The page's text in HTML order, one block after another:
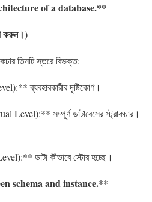
of a database.**
করুন।)
তিনটি স্তরে বিভক্ত:
ব্যবহারকারীর দৃষ্টিকোণ।
Level):** সম্পূর্ণ ডাটাবেসের স্ট্রাকচার।
ডাটা কীভাবে স্টোর হচ্ছে।
schema and instance.**